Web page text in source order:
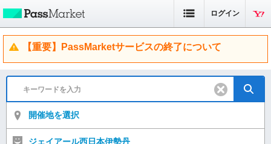
ログイン
【重要】PassMarketサービスの終了について
開催地を選択
ジェイアール西日本伊勢丹